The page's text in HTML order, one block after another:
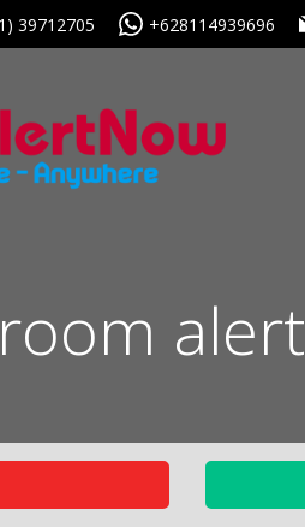
39712705 +628114939696
alert